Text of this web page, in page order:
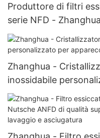
Produttore di filtri
serie NFD - Zhanghua
Zhanghua -
inossidabile
farmaceutiche